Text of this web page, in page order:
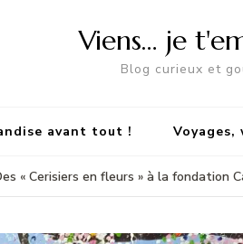
Viens… je
Blog curieux et
avant tout ! Voyages,
« Cerisiers en fleurs » à la fondation